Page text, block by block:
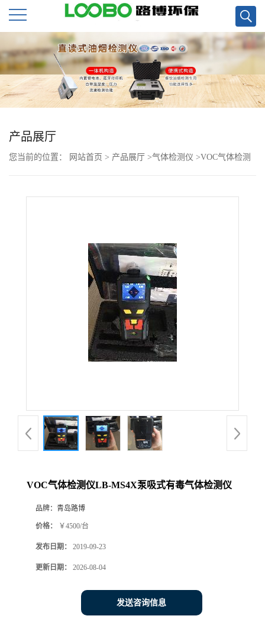
公
司
首
页
公
品
产品展厅
您当前的位置： 网站首页 > 产品展厅 >气体检测仪 >VOC气体检测
VOC气体检测仪LB-MS4X泵吸式有毒气体检测仪
品牌： 青岛路博
价格： ￥4500/台
发布日期： 2019-09-23
更新日期： 2026-08-04
发送咨询信息